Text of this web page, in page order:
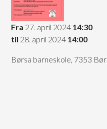
Fra 27. april 2024 14:30
til 28. april 2024 14:00
Børsa barneskole, 7353